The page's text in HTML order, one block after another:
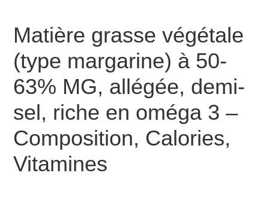
Matière grasse végétale
(type margarine) à 50-
63% MG, allégée, demi-
sel, riche en oméga 3 –
Composition, Calories,
Vitamines